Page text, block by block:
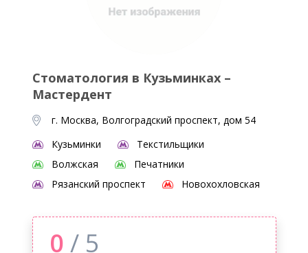
Стоматология в Кузьминках –
Мастердент
г. Москва, Волгоградский проспект, дом 54
Кузьминки
Текстильщики
Волжская
Печатники
Рязанский проспект
Новохохловская
0 / 5